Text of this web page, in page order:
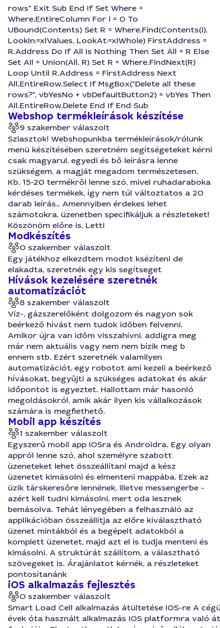
rows" Exit Sub End If Set Where =
Where.EntireColumn For i = 0 To
UBound(Contents) Set R = Where.Find(Contents(i),
LookIn:=xlValues, LookAt:=xlWhole) FirstAddress =
R.Address Do If All Is Nothing Then Set All = R Else
Set All = Union(All, R) Set R = Where.FindNext(R)
Loop Until R.Address = FirstAddress Next
All.EntireRow.Select If MsgBox("Delete all these
rows?", vbYesNo + vbDefaultButton2) = vbYes Then
All.EntireRow.Delete End If End Sub
Webshop termékleírások készítése
9 szakember válaszolt
Sziasztok! Webshopunkba termékleírások/rólunk
menü készítésében szeretném segítségeteket kérni
csak magyarul, egyedi és bő leírásra lenne
szükségem, a magját megadom természetesen.
Kb. 15-20 termékről lenne szó, mivel ruhadaraboka
kérdéses termékek, így nem túl változtatos a 20
darab leírás.. Amennyiben érdekes lehet
számotokra, üzenetben specifikáljuk a részleteket!
Köszönöm előre is, Letti
Modkészítés
0 szakember válaszolt
Egy játékhoz elkezdtem modot ksézíteni de
elakadta, szeretnék egy kis segítseget
Hívások kezelésére szeretnék
automatizációt
8 szakember válaszolt
Víz-, gázszerelőként dolgozom és nagyon sok
beérkező hívást nem tudok időben felvenni.
Amikor újra van időm visszahívni, addigra meg
már nem aktuális vagy nem nem bízik meg b
ennem stb. Ezért szeretnék valamilyen
automatizációt, egy robotot ami kezeli a beérkező
hívásokat, begyűjti a szükséges adatokat és akár
időpontot is egyeztet. Hallottam már hasonló
megoldásokról, amik akár ilyen kis vállalkozások
számára is megfiethető.
Mobil app készítés
1 szakember válaszolt
Egyszerű mobil app IOSra és Androidra. Egy olyan
appról lenne szó, ahol személyre szabott
üzeneteket lehet összeállítani majd a kész
üzenetet kimásolni és elmenteni mappába. Ezek az
üzik társkeresőre lennének, illetve messengerbe -
azért kell tudni kimásolni, mert oda lesznek
bemásolva. Tehát lényegében a felhasználó az
applikációban összeállítja az előre kiválasztható
üzenet mintákból és a begépelt adatokból a
komplett üzenetet, majd azt el is tudja menteni és
kimásolni. A struktúrát szállítom, a választható
szövegeket is. Árajánlatot kérnék, a részleteket
pontosítanánk
iOS alkalmazás fejlesztés
0 szakember válaszolt
Smart Load Cell alkalmazás átültetése IOS-re A
évek óta használt alkalmazás IOS platformra való